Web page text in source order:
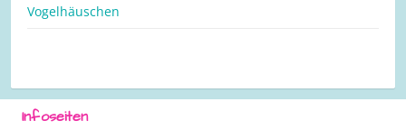
Vogelhäuschen
Infoseiten